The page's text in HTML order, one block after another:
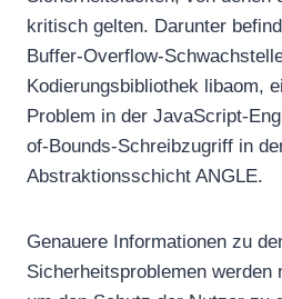
kritisch gelten. Darunter
Buffer-Overflow-
Kodierungsbibliothek libaom,
Problem in der JavaScript-
of-Bounds-Schreibzugriff in
Abstraktionsschicht ANGLE.
Genauere Informationen zu
Sicherheitsproblemen werden